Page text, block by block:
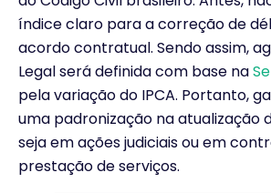
índice claro para a correção de
acordo contratual. Sendo assim,
Legal será definida com base na
pela variação do IPCA. Portanto,
uma padronização na atualização
seja em ações judiciais ou em
prestação de serviços.